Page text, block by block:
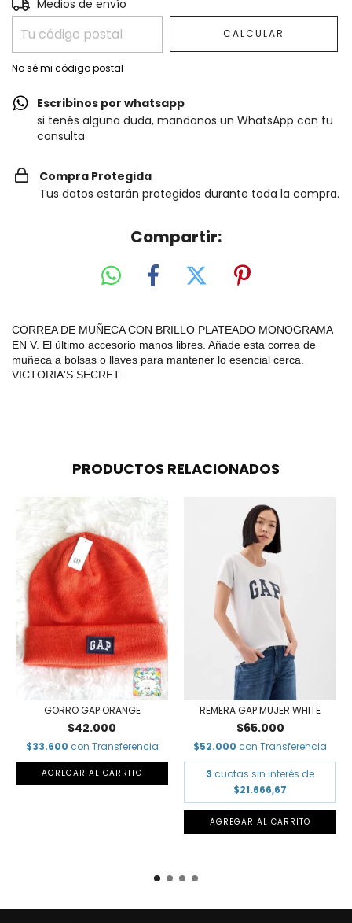
Medios de envío
CALCULAR
No sé mi código postal
Escribinos por whatsapp
si tenés alguna duda, mandanos un WhatsApp con tu
consulta
Compra Protegida
Tus datos estarán protegidos durante toda la compra.
Compartir:
CORREA DE MUÑECA CON BRILLO PLATEADO MONOGRAMA
EN V. El último accesorio manos libres. Añade esta correa de
muñeca a bolsas o llaves para mantener lo esencial cerca.
VICTORIA'S SECRET.
PRODUCTOS RELACIONADOS
GORRO GAP ORANGE
$42.000
$33.600 con Transferencia
REMERA GAP MUJER WHITE
$65.000
$52.000 con Transferencia
3 cuotas sin interés de
$21.666,67
AGREGAR AL CARRITO